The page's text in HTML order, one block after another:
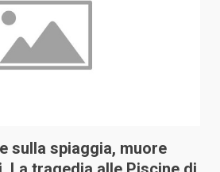
sulla spiaggia, muore